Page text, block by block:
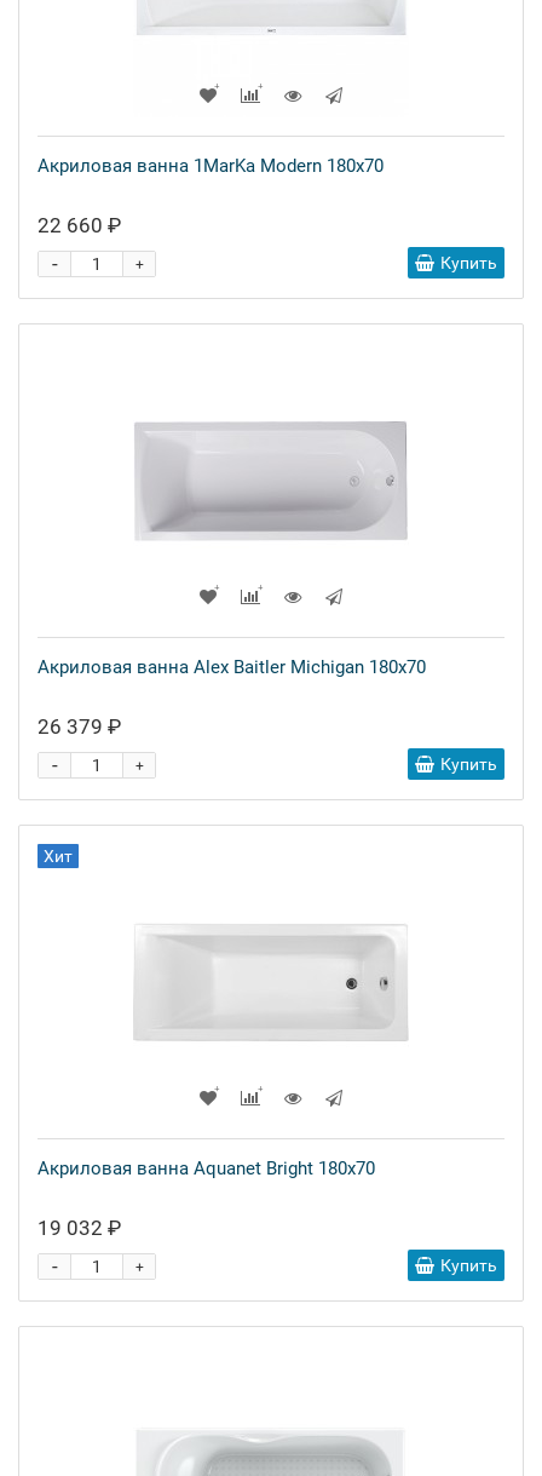
Акриловая ванна 1MarKa Modern 180x70
22 660 ₽
+
- Купить
Акриловая ванна Alex Baitler Michigan 180x70
26 379 ₽
+
- Купить
Хит
Акриловая ванна Aquanet Bright 180x70
19 032 ₽
+
- Купить